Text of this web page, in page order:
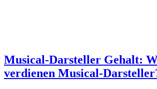
Musical-Darsteller Gehalt:
verdienen Musical-